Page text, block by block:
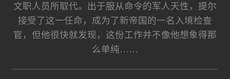
文职人员所取代。出于服从命令的军人天性，提尔
接受了这一任命，成为了新帝国的一名入境检查
官，但他很快就发现，这份工作并不像他想象得那
么单纯……